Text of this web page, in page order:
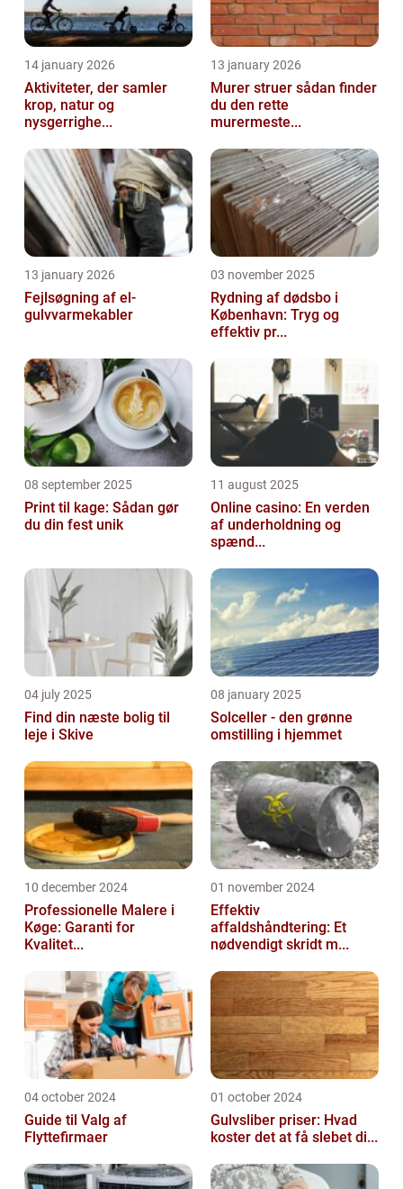
14 january 2026
Aktiviteter, der samler
krop, natur og
nysgerrighe...
13 january 2026
Murer struer sådan finder
du den rette
murermeste...
13 january 2026
Fejlsøgning af el-
gulvvarmekabler
03 november 2025
Rydning af dødsbo i
København: Tryg og
effektiv pr...
08 september 2025
Print til kage: Sådan gør
du din fest unik
11 august 2025
Online casino: En verden
af underholdning og
spænd...
04 july 2025
Find din næste bolig til
leje i Skive
08 january 2025
Solceller - den grønne
omstilling i hjemmet
10 december 2024
Professionelle Malere i
Køge: Garanti for
Kvalitet...
01 november 2024
Effektiv
affaldshåndtering: Et
nødvendigt skridt m...
04 october 2024
Guide til Valg af
Flyttefirmaer
01 october 2024
Gulvsliber priser: Hvad
koster det at få slebet di...